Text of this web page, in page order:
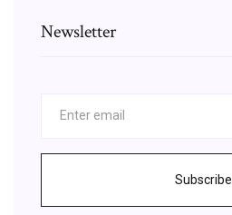
Newsletter
Subscribe